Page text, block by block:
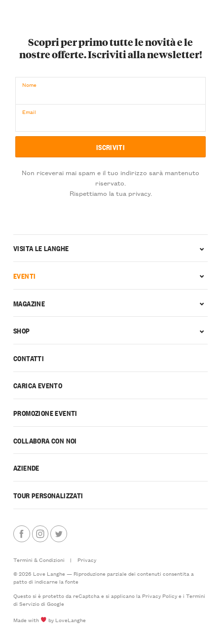
Scopri per primo tutte le novità e le
nostre offerte. Iscriviti alla newsletter!
Nome
Email
Non riceverai mai spam e il tuo indirizzo sarà mantenuto
riservato.
Rispettiamo la tua privacy.
CONTATTI
CARICA EVENTO
PROMOZIONE EVENTI
COLLABORA CON NOI
AZIENDE
TOUR PERSONALIZZATI
VISITA LE LANGHE
EVENTI
MAGAZINE
SHOP
Termini & Condizioni |
Privacy
© 2026 Love Langhe — Riproduzione parziale dei contenuti consentita a
patto di indicarne la fonte
Questo si è protetto da reCaptcha e si applicano la Privacy Policye i Termini
di Serviziodi Google
Made with
by LoveLanghe